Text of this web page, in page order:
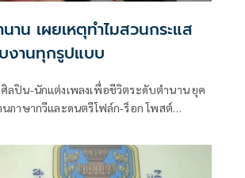
าน เผยเหตุทำไมสวนกระแส
งานทุกรูปแบบ
ลปิน-นักแต่งเพลงเพื่อชีวิตระดับตำนาน ยุค
นภาษากวีและดนตรีโฟล์ก-ร็อก โพสต์